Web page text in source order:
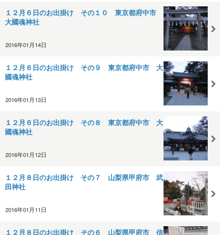
１２月６日のお出掛け その１０ 東京都府中市
大國魂神社
2016年01月14日
１２月６日のお出掛け その９ 東京都府中市 大
國魂神社
2016年01月13日
１２月６日のお出掛け その８ 東京都府中市 大
國魂神社
2016年01月12日
１２月８日のお出掛け その７ 山梨県甲府市 武
田神社
2016年01月11日
１２月８日のお出掛け その６ 山梨県甲府市 信